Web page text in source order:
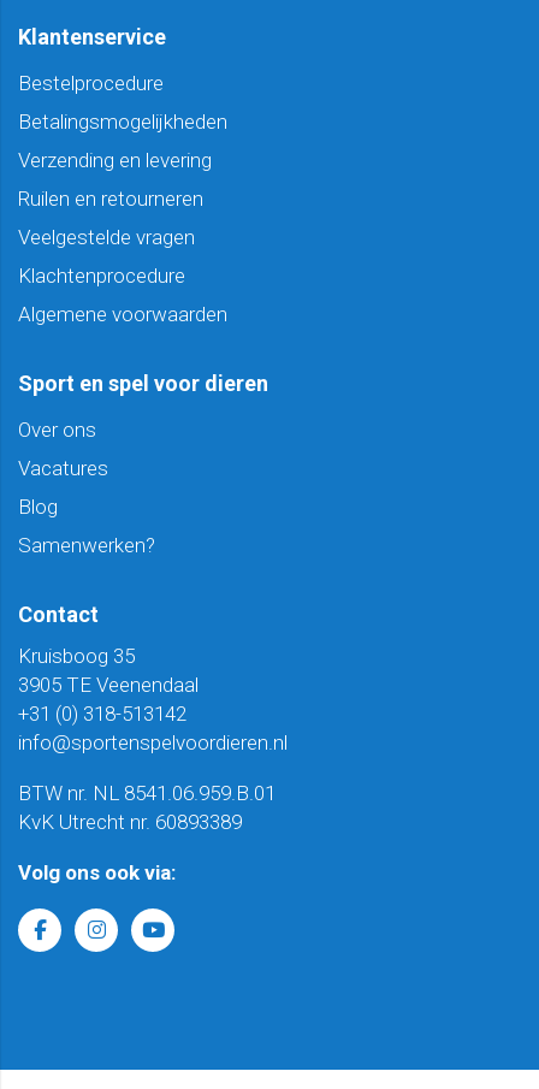
Klantenservice
Bestelprocedure
Betalingsmogelijkheden
Verzending en levering
Ruilen en retourneren
Veelgestelde vragen
Klachtenprocedure
Algemene voorwaarden
Sport en spel voor dieren
Over ons
Vacatures
Blog
Samenwerken?
Contact
Kruisboog 35
3905 TE Veenendaal
+31 (0) 318-513142
info@sportenspelvoordieren.nl
BTW nr. NL 8541.06.959.B.01
KvK Utrecht nr. 60893389
Volg ons ook via: